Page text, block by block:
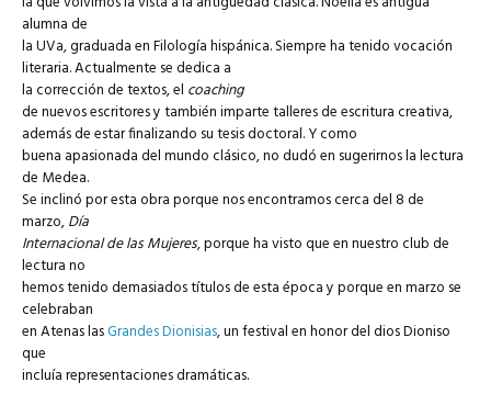
alumna de
la UVa, graduada en Filología hispánica. Siempre ha tenido vocación
literaria. Actualmente se dedica a
la corrección de textos, el coaching
de nuevos escritores y también imparte talleres de escritura creativa,
además de estar finalizando su tesis doctoral. Y como
buena apasionada del mundo clásico, no dudó en sugerirnos la lectura
de Medea.
Se inclinó por esta obra porque nos encontramos cerca del 8 de
marzo,Día
Internacional de las Mujeres, porque ha visto que en nuestro club de
lectura no
hemos tenido demasiados títulos de esta época y porque en marzo se
celebraban
en Atenas lasGrandes Dionisias, un festival en honor del dios Dioniso
que
incluía representaciones dramáticas.